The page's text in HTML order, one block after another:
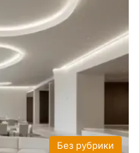
Без рубрики